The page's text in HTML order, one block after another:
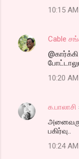
t
10:15 AM
Cable
@கார்க்கி
10:20 AM
க.பாலாசி
பகிர்வு..
10:24 AM